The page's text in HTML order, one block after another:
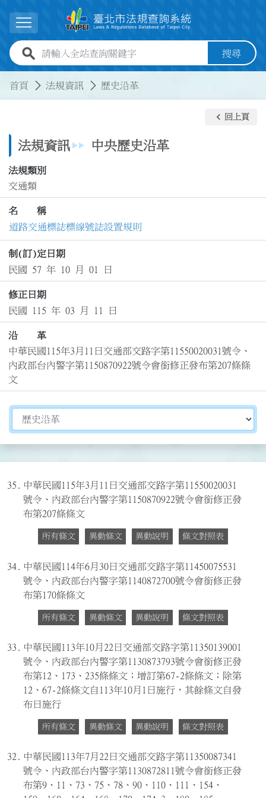
展開選單
全站查詢關鍵字欄位 搜尋
首頁 法規資訊 歷史沿革
法規資訊 中央歷史沿革
keyboard_arrow_left 回上頁
法規類別
交通類
名 稱
道路交通標誌標線號誌設置規則
制(訂)定日期
民國 57 年 10 月 01 日
修正日期
民國 115 年 03 月 11 日
沿 革
中華民國115年3月11日交通部交路字第11550020031號令、
內政部台內警字第1150870922號令會銜修正發布第207條條
文
切換選擇法規資訊內容
35. 中華民國115年3月11日交通部交路字第11550020031
號令、內政部台內警字第1150870922號令會銜修正發
布第207條條文
所有條文 異動條文 異動說明 條文對照表
34.
中華民國114年6月30日交通部交路字第11450075531
號令、內政部台內警字第1140872700號令會銜修正發
布第170條條文
所有條文 異動條文 異動說明 條文對照表
33.
中華民國113年10月22日交通部交路字第11350139001
號令、內政部台內警字第1130873793號令會銜修正發
布第12、173、235條條文；增訂第67-2條條文；除第
12、67-2條條文自113年10月1日施行，其餘條文自發
布日施行
所有條文 異動條文 異動說明 條文對照表
32. 中華民國113年7月22日交通部交路字第11350087341
號令、內政部台內警字第1130872811號令會銜修正發
布第9、11、73、75、78、90、110、111、154、